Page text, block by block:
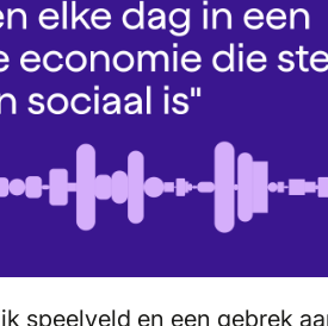
speelveld en een gebrek